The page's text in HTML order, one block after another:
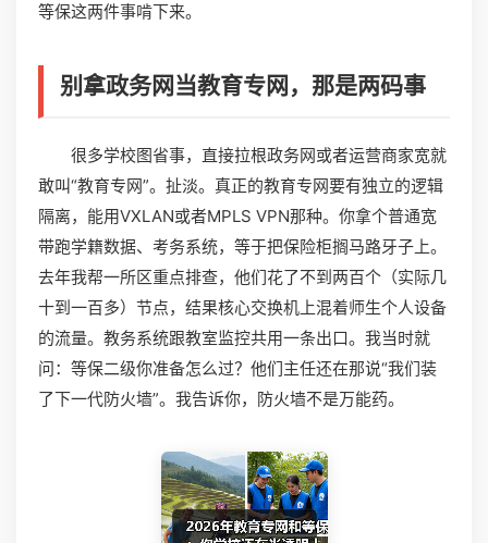
等保这两件事啃下来。
别拿政务网当教育专网，那是两码事
很多学校图省事，直接拉根政务网或者运营商家宽就
敢叫“教育专网”。扯淡。真正的教育专网要有独立的逻辑
隔离，能用VXLAN或者MPLS VPN那种。你拿个普通宽
带跑学籍数据、考务系统，等于把保险柜搁马路牙子上。
去年我帮一所区重点排查，他们花了不到两百个（实际几
十到一百多）节点，结果核心交换机上混着师生个人设备
的流量。教务系统跟教室监控共用一条出口。我当时就
问：等保二级你准备怎么过？他们主任还在那说“我们装
了下一代防火墙”。我告诉你，防火墙不是万能药。